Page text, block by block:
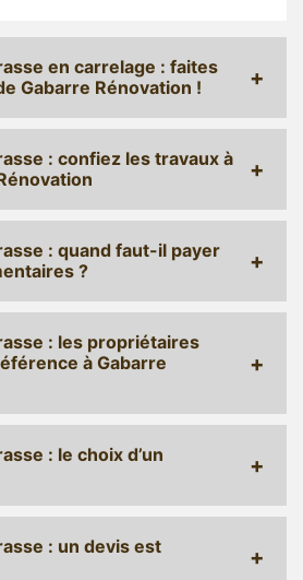
en carrelage : faites
Gabarre Rénovation !
: confiez les travaux à
: quand faut-il payer
?
: les propriétaires
à Gabarre
: le choix d’un
: un devis est